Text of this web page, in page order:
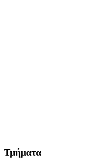
Τμήματα